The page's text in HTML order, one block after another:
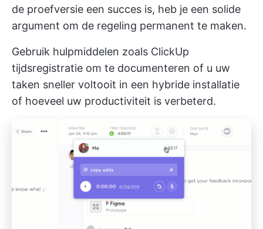
de proefversie een succes is, heb je een solide
argument om de regeling permanent te maken.
Gebruik hulpmiddelen zoals ClickUp
tijdsregistratie om te documenteren of u uw
taken sneller voltooit in een hybride installatie
of hoeveel uw productiviteit is verbeterd.